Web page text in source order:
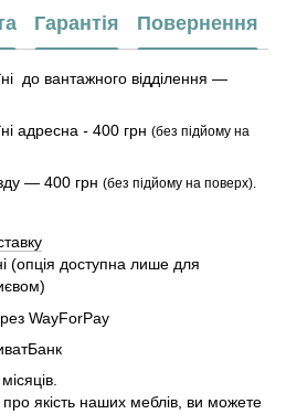
Гарантія Повернення
до вантажного відділення —
адресна - 400 грн (без підйому на
— 400 грн (без підйому на поверх).
(опція доступна лише для
WayForPay
якість наших меблів, ви можете